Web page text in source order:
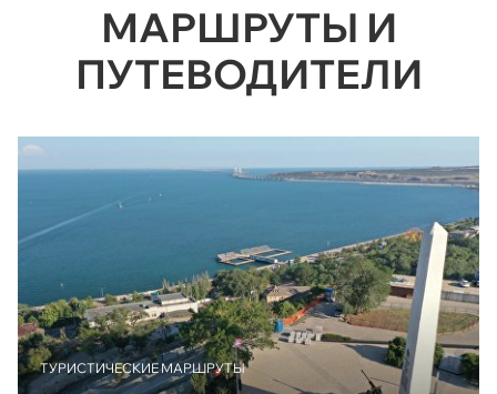
МАРШРУТЫ И
ПУТЕВОДИТЕЛИ
ТУРИСТИЧЕСКИЕ МАРШРУТЫ